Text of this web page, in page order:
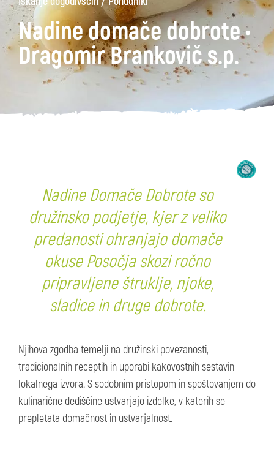
Nadine domače dobrote •
Dragomir Brankovič s.p.
Nadine Domače Dobrote so
družinsko podjetje, kjer z veliko
predanosti ohranjajo domače
okuse Posočja skozi ročno
pripravljene štruklje, njoke,
sladice in druge dobrote.
Njihova zgodba temelji na družinski povezanosti,
tradicionalnih receptih in uporabi kakovostnih sestavin
lokalnega izvora. S sodobnim pristopom in spoštovanjem do
kulinarične dediščine ustvarjajo izdelke, v katerih se
prepletata domačnost in ustvarjalnost.